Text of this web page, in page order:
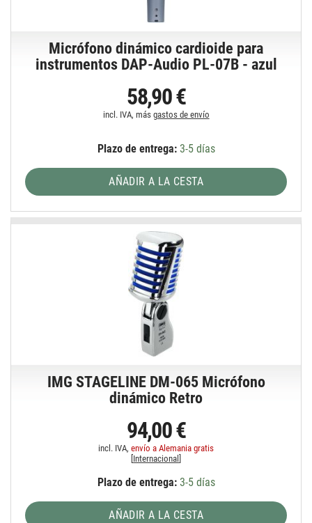
Micrófono dinámico cardioide para
instrumentos DAP-Audio PL-07B - azul
58,90 €
incl. IVA, más gastos de envío
Plazo de entrega:3-5 días
AÑADIR A LA CESTA
IMG STAGELINE DM-065 Micrófono
dinámico Retro
94,00 €
incl. IVA,envío a Alemania gratis
Internacional
Plazo de entrega:3-5 días
AÑADIR A LA CESTA